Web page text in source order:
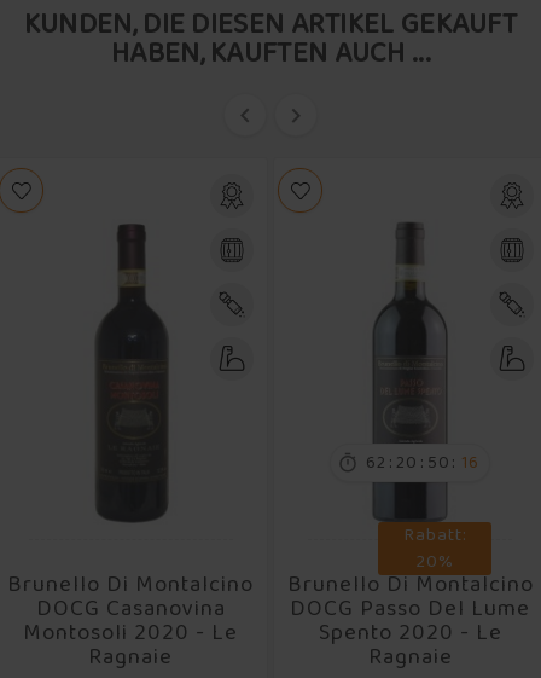
KUNDEN, DIE DIESEN ARTIKEL GEKAUFT
HABEN, KAUFTEN AUCH ...
 
Brunello Di Montalcino
DOCG Casanovina
Montosoli 2020 - Le
Ragnaie
 62 : 20 : 50: 16
Brunello Di Montalcino
DOCG Passo Del Lume
Spento 2020 - Le
Ragnaie
Rabatt:
20%